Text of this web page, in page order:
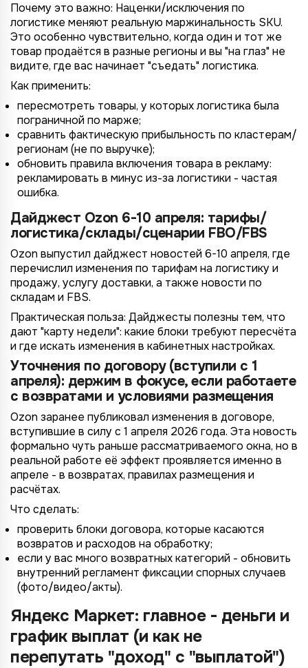
Почему это важно: Наценки/исключения по
логистике меняют реальную маржинальность SKU.
Это особенно чувствительно, когда один и тот же
товар продаётся в разные регионы и вы "на глаз" не
видите, где вас начинает "съедать" логистика.
Как применить:
пересмотреть товары, у которых логистика была
пограничной по марже;
сравнить фактическую прибыльность по кластерам/
регионам (не по выручке);
обновить правила включения товара в рекламу:
рекламировать в минус из-за логистики - частая
ошибка.
Дайджест Ozon 6-10 апреля: тарифы/
логистика/склады/сценарии FBO/FBS
Ozon выпустил дайджест новостей 6-10 апреля, где
перечислил изменения по тарифам на логистику и
продажу, услугу доставки, а также новости по
складам и FBS.
Практическая польза: Дайджесты полезны тем, что
дают "карту недели": какие блоки требуют пересчёта
и где искать изменения в кабинетных настройках.
Уточнения по договору (вступили с 1
апреля): держим в фокусе, если работаете
с возвратами и условиями размещения
Ozon заранее публиковал изменения в договоре,
вступившие в силу с 1 апреля 2026 года. Эта новость
формально чуть раньше рассматриваемого окна, но в
реальной работе её эффект проявляется именно в
апреле - в возвратах, правилах размещения и
расчётах.
Что сделать:
проверить блоки договора, которые касаются
возвратов и расходов на обработку;
если у вас много возвратных категорий - обновить
внутренний регламент фиксации спорных случаев
(фото/видео/акты).
Яндекс Маркет: главное - деньги и
график выплат (и как не
перепутать "доход" с "выплатой")
Подключение к
TotalCRM
Согласие на обработку ПД
Правила обработки персональных данных
Подключение к
TotalCRM
Подключение к
TotalCRM
https://your-company .totalcrm.ru
Подключение к
TotalCRM
Ozon
YandexMarket
MegaMarket
Другие
Подключение к
TotalCRM
1 организация
до 3 огранизаций
до 5 организаций
более 5 организаций
Подключение к
TotalCRM
до 1 млн.
от 1 до 5 млн.
от 5 до 10 млн.
от 10 млн.
Подключение к
TotalCRM